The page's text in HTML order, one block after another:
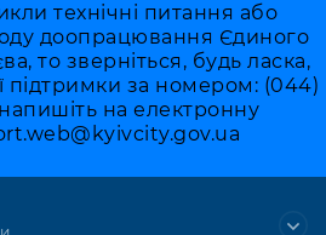
технічні питання або
доопрацювання Єдиного
то зверніться, будь ласка,
підтримки за номером: (044)
на електронну